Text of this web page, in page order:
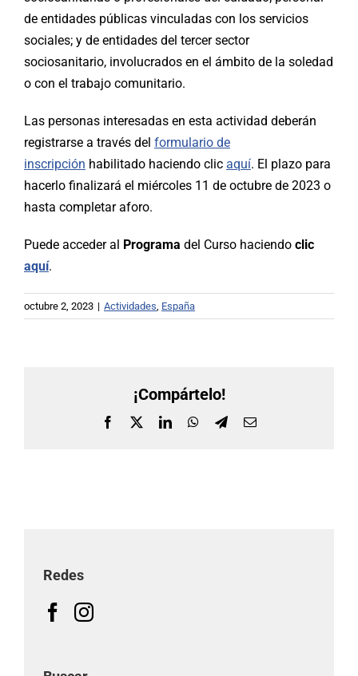
de entidades públicas vinculadas con los servicios
sociales; y de entidades del tercer sector
sociosanitario, involucrados en el ámbito de la soledad
o con el trabajo comunitario.
Las personas interesadas en esta actividad deberán
registrarse a través del formulario de
inscripción habilitado haciendo clic aquí. El plazo para
hacerlo finalizará el miércoles 11 de octubre de 2023 o
hasta completar aforo.
Puede acceder al Programa del Curso haciendo clic
aquí.
octubre 2, 2023 | Actividades, España
¡Compártelo!
Facebook LinkedInWhatsApp
TelegramCorreo
Redes